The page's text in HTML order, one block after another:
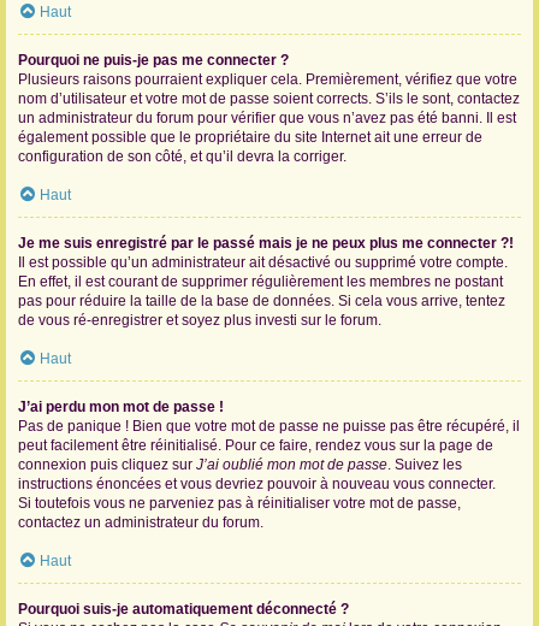
Haut
Pourquoi ne puis-je pas me connecter ?
Plusieurs raisons pourraient expliquer cela. Premièrement, vérifiez que votre
nom d’utilisateur et votre mot de passe soient corrects. S’ils le sont, contactez
un administrateur du forum pour vérifier que vous n’avez pas été banni. Il est
également possible que le propriétaire du site Internet ait une erreur de
configuration de son côté, et qu’il devra la corriger.
Haut
Je me suis enregistré par le passé mais je ne peux plus me connecter ?!
Il est possible qu’un administrateur ait désactivé ou supprimé votre compte.
En effet, il est courant de supprimer régulièrement les membres ne postant
pas pour réduire la taille de la base de données. Si cela vous arrive, tentez
de vous ré-enregistrer et soyez plus investi sur le forum.
Haut
J’ai perdu mon mot de passe !
Pas de panique ! Bien que votre mot de passe ne puisse pas être récupéré, il
peut facilement être réinitialisé. Pour ce faire, rendez vous sur la page de
connexion puis cliquez sur J’ai oublié mon mot de passe. Suivez les
instructions énoncées et vous devriez pouvoir à nouveau vous connecter.
Si toutefois vous ne parveniez pas à réinitialiser votre mot de passe,
contactez un administrateur du forum.
Haut
Pourquoi suis-je automatiquement déconnecté ?